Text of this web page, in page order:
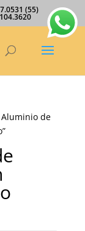
(55)
de